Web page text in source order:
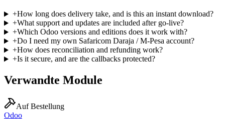
+How long does delivery take, and is this an instant download?
+What support and updates are included after go-live?
+Which Odoo versions and editions does it work with?
+Do I need my own Safaricom Daraja / M-Pesa account?
+How does reconciliation and refunding work?
+Is it secure, and are the callbacks protected?
Verwandte Module
Auf Bestellung
Odoo